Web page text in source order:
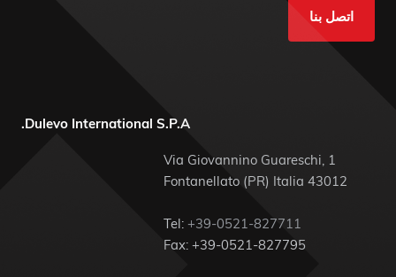
اتصل بنا
Dulevo International S.P.A.
Via Giovannino Guareschi, 1
43012 Fontanellato (PR) Italia
Tel: +39-0521-827711
Fax: +39-0521-827795